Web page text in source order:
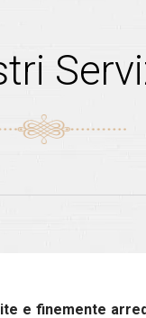
e finemente